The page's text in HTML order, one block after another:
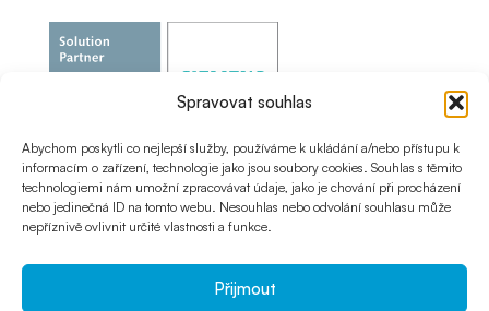
Spravovat souhlas
Abychom poskytli co nejlepší služby, používáme k ukládání a/nebo přístupu k
informacím o zařízení, technologie jako jsou soubory cookies. Souhlas s těmito
technologiemi nám umožní zpracovávat údaje, jako je chování při procházení
nebo jedinečná ID na tomto webu. Nesouhlas nebo odvolání souhlasu může
nepříznivě ovlivnit určité vlastnosti a funkce.
Přijmout